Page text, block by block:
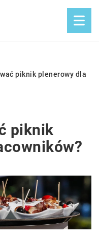
piknik plenerowy dla
piknik